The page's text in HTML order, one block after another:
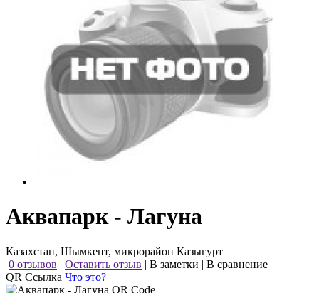
Аквапарк - Лагуна
Казахстан, Шымкент, микрорайон Казыгурт
0 отзывов | Оставить отзыв | В заметки | В сравнение
QR Ссылка Что это?